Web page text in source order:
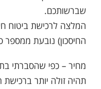
שברשותכם.
המלצה לרכישת ביטוח
החיסכון) נובעת ממספר
מחיר – כפי שהסברתי
תהיה זולה יותר ברכישת